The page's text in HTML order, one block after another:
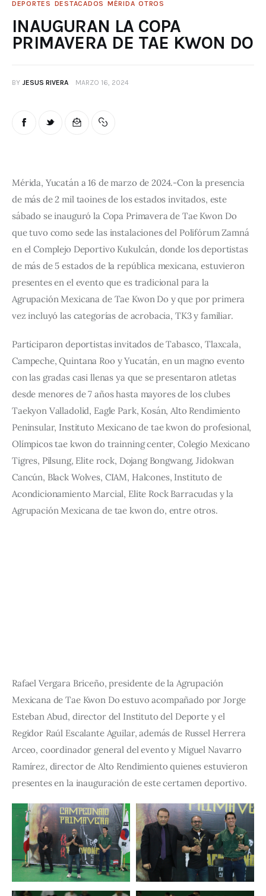
DEPORTES DESTACADOS MÉRIDA OTROS
INAUGURAN LA COPA
PRIMAVERA DE TAE KWON DO
BY JESUS RIVERA MARZO 16, 2024
Mérida, Yucatán a 16 de marzo de 2024.-Con la presencia
de más de 2 mil taoines de los estados invitados, este
sábado se inauguró la Copa Primavera de Tae Kwon Do
que tuvo como sede las instalaciones del Polifórum Zamná
en el Complejo Deportivo Kukulcán, donde los deportistas
de más de 5 estados de la república mexicana, estuvieron
presentes en el evento que es tradicional para la
Agrupación Mexicana de Tae Kwon Do y que por primera
vez incluyó las categorías de acrobacia, TK3 y familiar.
Participaron deportistas invitados de Tabasco, Tlaxcala,
Campeche, Quintana Roo y Yucatán, en un magno evento
con las gradas casi llenas ya que se presentaron atletas
desde menores de 7 años hasta mayores de los clubes
Taekyon Valladolid, Eagle Park, Kosán, Alto Rendimiento
Peninsular, Instituto Mexicano de tae kwon do profesional,
Olímpicos tae kwon do trainning center, Colegio Mexicano
Tigres, Pilsung, Elite rock, Dojang Bongwang, Jidokwan
Cancún, Black Wolves, CIAM, Halcones, Instituto de
Acondicionamiento Marcial, Elite Rock Barracudas y la
Agrupación Mexicana de tae kwon do, entre otros.
Rafael Vergara Briceño, presidente de la Agrupación
Mexicana de Tae Kwon Do estuvo acompañado por Jorge
Esteban Abud, director del Instituto del Deporte y el
Regidor Raúl Escalante Aguilar, además de Russel Herrera
Arceo, coordinador general del evento y Miguel Navarro
Ramírez, director de Alto Rendimiento quienes estuvieron
presentes en la inauguración de este certamen deportivo.